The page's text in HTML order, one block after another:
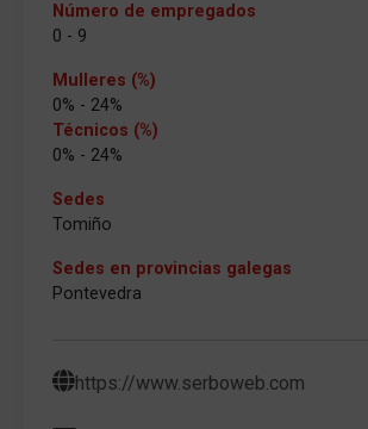
Número de empregados
0 - 9
Mulleres (%)
0% - 24%
Técnicos (%)
0% - 24%
Sedes
Tomiño
Sedes en provincias galegas
Pontevedra
https://www.serboweb.com